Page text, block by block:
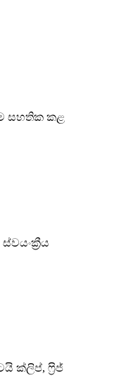
සහතික කළ
ක්ලිප්, ෆ්‍රිජ්